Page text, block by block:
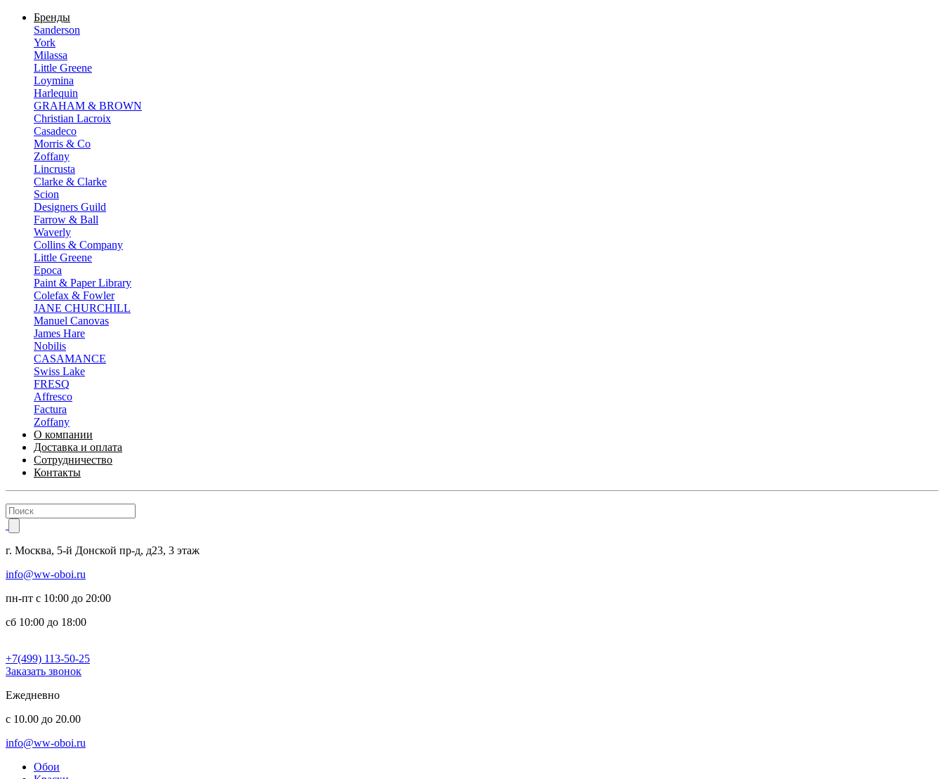
Бренды
Sanderson
York
Milassa
Little Greene
Loymina
Harlequin
GRAHAM & BROWN
Christian Lacroix
Casadeco
Morris & Co
Zoffany
Lincrusta
Clarke & Clarke
Scion
Designers Guild
Farrow & Ball
Waverly
Collins & Company
Little Greene
Epoca
Paint & Paper Library
Colefax & Fowler
JANE CHURCHILL
Manuel Canovas
James Hare
Nobilis
CASAMANCE
Swiss Lake
FRESQ
Affresco
Factura
Zoffany
О компании
Доставка и оплата
Сотрудничество
Контакты
г. Москва, 5-й Донской пр-д, д23, 3 этаж
info@ww-oboi.ru
пн-пт с 10:00 до 20:00
сб 10:00 до 18:00
+7(499) 113-50-25
Заказать звонок
Ежедневно
с 10.00 до 20.00
info@ww-oboi.ru
Обои